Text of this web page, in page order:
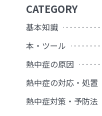
CATEGORY
基本知識
本・ツール
熱中症の原因
熱中症の対応・処置
熱中症対策・予防法